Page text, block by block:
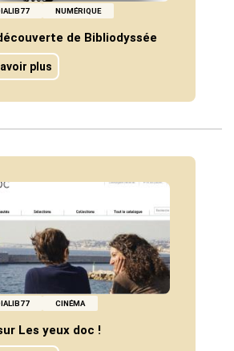
NUMÉRIQUE
de Bibliodyssée
plus
CINÉMA
Les yeux doc !